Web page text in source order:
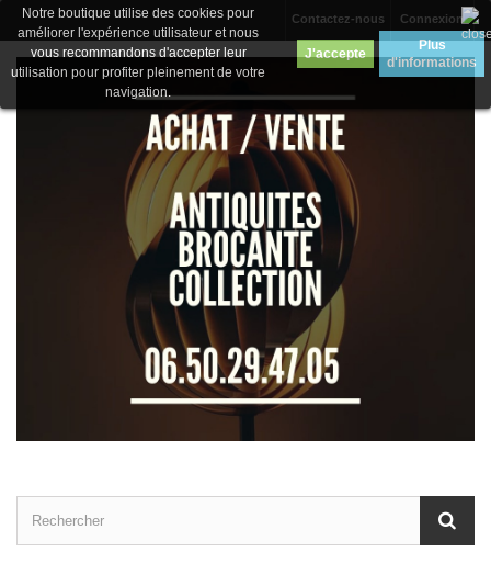
Connexion
Contactez-nous
Notre boutique utilise des cookies pour
améliorer l'expérience utilisateur et nous
vous recommandons d'accepter leur
utilisation pour profiter pleinement de votre
navigation.
J'accepte
Plus
d'informations